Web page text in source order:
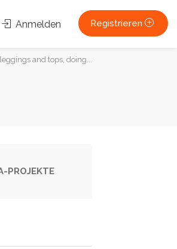
Anmelden Registrieren
and tops, doing...
PROJEKTE